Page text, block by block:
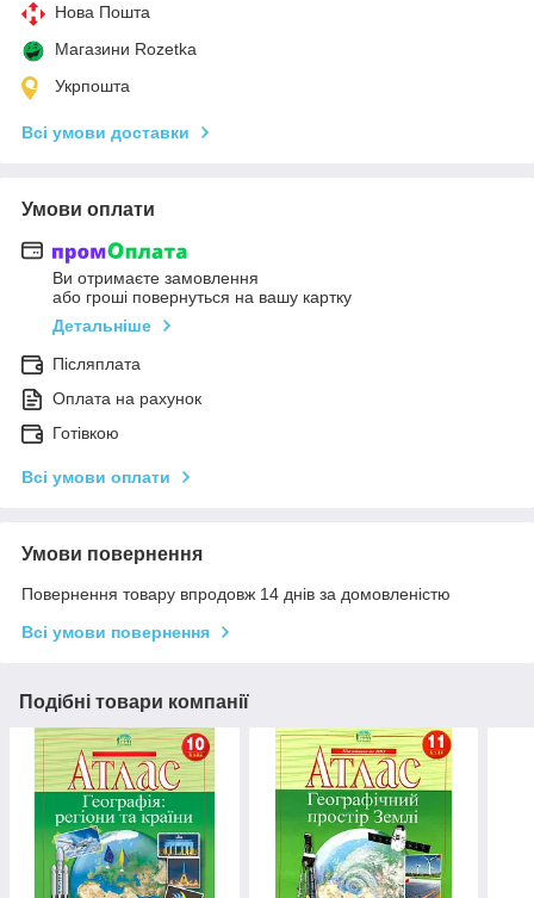
Нова Пошта
Магазини Rozetka
Укрпошта
Всі умови доставки
Умови оплати
Ви отримаєте замовлення
або гроші повернуться на вашу картку
Детальніше
Післяплата
Оплата на рахунок
Готівкою
Всі умови оплати
Умови повернення
Повернення товару впродовж 14 днів за домовленістю
Всі умови повернення
Подібні товари компанії